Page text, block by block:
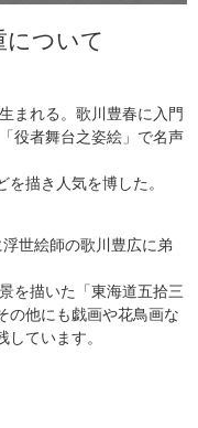
について
まれる。歌川豊春に入門
役者舞台之姿絵」で名声
描き人気を博した。
世絵師の歌川豊広に弟
を描いた「東海道五拾三
の他にも戯画や花鳥画な
ています。